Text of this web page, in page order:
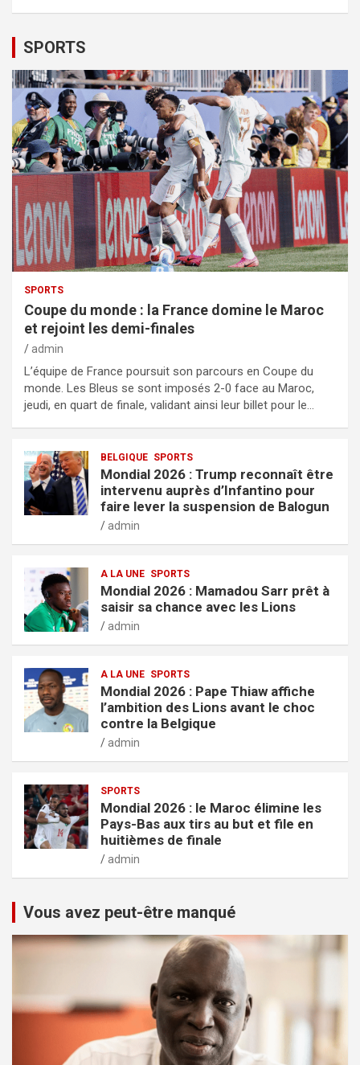
SPORTS
SPORTS
Coupe du monde : la France domine le Maroc
et rejoint les demi-finales
admin
L’équipe de France poursuit son parcours en Coupe du
monde. Les Bleus se sont imposés 2-0 face au Maroc,
jeudi, en quart de finale, validant ainsi leur billet pour le…
BELGIQUE SPORTS
Mondial 2026 : Trump reconnaît être
intervenu auprès d’Infantino pour
faire lever la suspension de Balogun
admin
A LA UNE SPORTS
Mondial 2026 : Mamadou Sarr prêt à
saisir sa chance avec les Lions
admin
A LA UNE SPORTS
Mondial 2026 : Pape Thiaw affiche
l’ambition des Lions avant le choc
contre la Belgique
admin
SPORTS
Mondial 2026 : le Maroc élimine les
Pays-Bas aux tirs au but et file en
huitièmes de finale
admin
Vous avez peut-être manqué